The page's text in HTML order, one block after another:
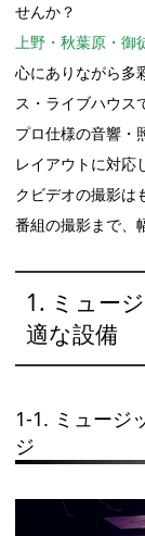
せんか？
上野・秋葉原・御
心にありながら多
ス・ライブハウス
プロ仕様の音響・
レイアウトに対応
クビデオの撮影は
番組の撮影まで、
1. ミュー
適な設備
1-1. ミュージ
ジ